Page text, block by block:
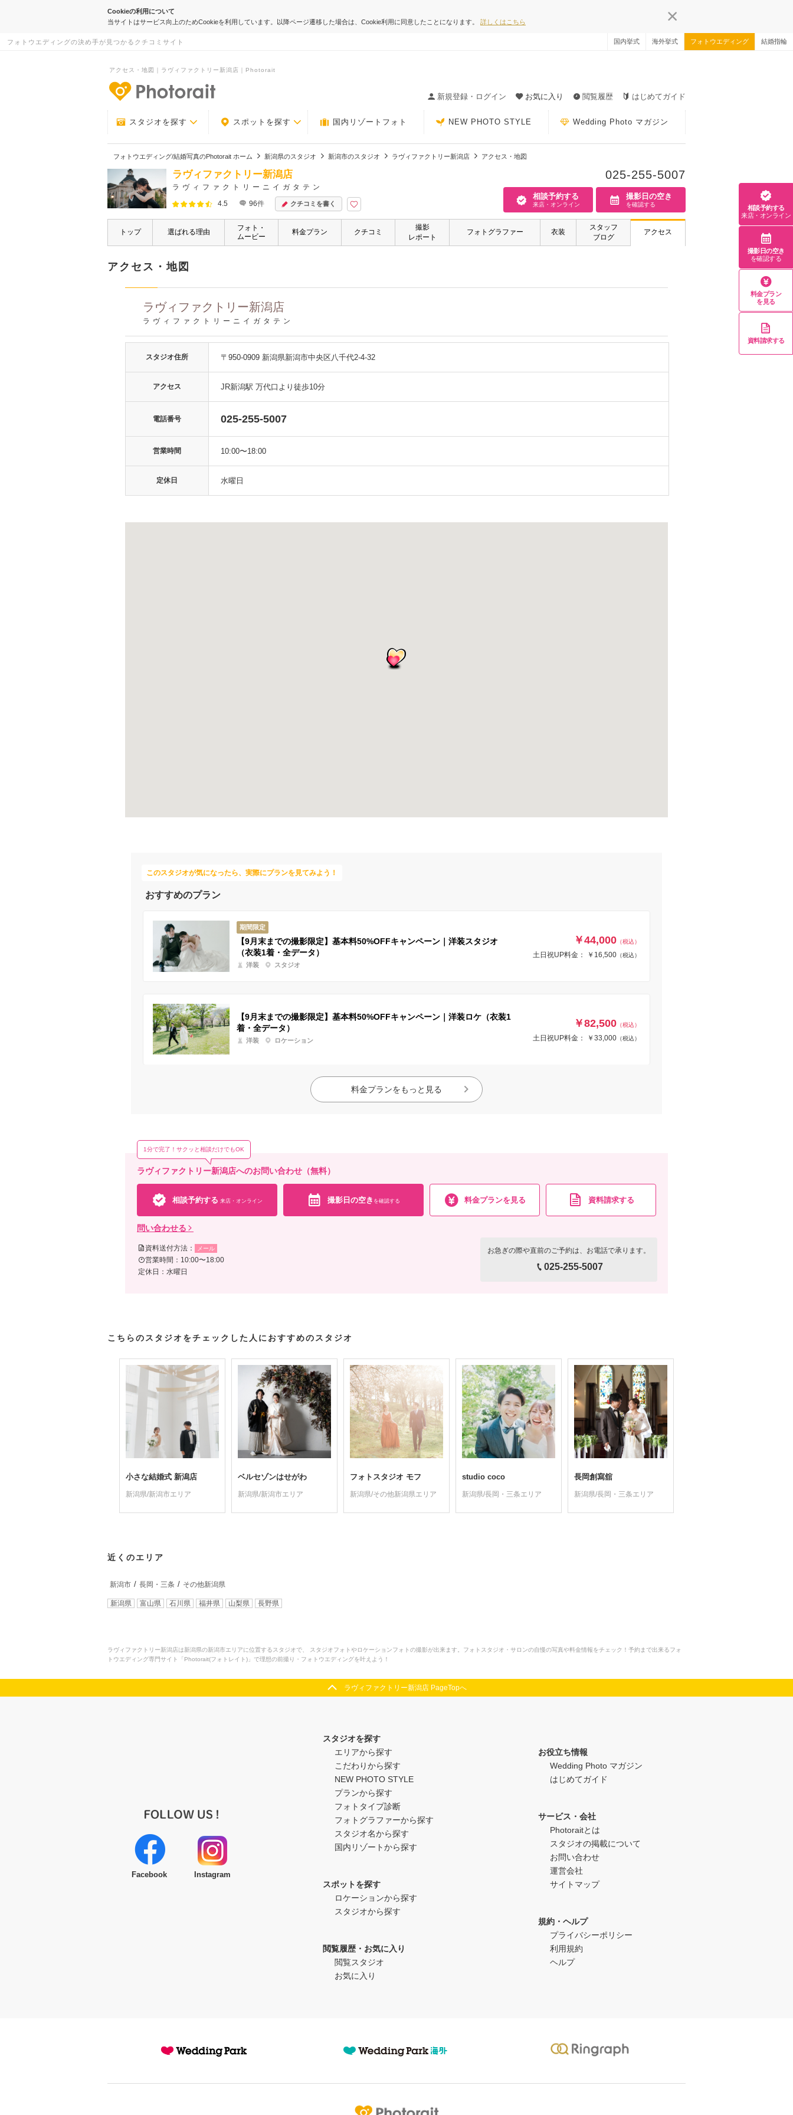
Cookieの利用について
当サイトはサービス向上のためCookieを利用しています。以降ページ遷移した場合は、Cookie利用に同意したことになります。 詳しくはこちら
フォトウエディングの決め手が見つかるクチコミサイト 国内挙式 海外挙式 フォトウエディング 結婚指輪
アクセス・地図｜ラヴィファクトリー新潟店｜Photorait
新規登録・ログイン
お気に入り 閲覧履歴 はじめてガイド
スタジオを探す スポットを探す 国内リゾートフォト NEW PHOTO STYLE Wedding Photo マガジン
フォトウエディング/結婚写真のPhotorait ホーム 新潟県のスタジオ 新潟市のスタジオ ラヴィファクトリー新潟店 アクセス・地図
ラヴィファクトリー新潟店
ラヴィファクトリーニイガタテン
4.5
96件 クチコミを書く
025-255-5007
相談予約する
来店・オンライン
撮影日の空き
を確認する
トップ 選ばれる理由
フォト・
ムービー
料金プラン クチコミ
撮影
レポート
フォトグラファー 衣装
スタッフ
ブログ
アクセス
アクセス・地図
ラヴィファクトリー新潟店
ラヴィファクトリーニイガタテン
スタジオ住所 〒950-0909 新潟県新潟市中央区八千代2-4-32
アクセス JR新潟駅 万代口より徒歩10分
電話番号 025-255-5007
営業時間 10:00〜18:00
定休日 水曜日
このスタジオが気になったら、実際にプランを見てみよう！
おすすめのプラン
期間限定
【9月末までの撮影限定】基本料50%OFFキャンペーン｜洋装スタジオ
（衣装1着・全データ）
洋装 スタジオ
￥44,000 （税込）
土日祝UP料金： ￥16,500 （税込）
【9月末までの撮影限定】基本料50%OFFキャンペーン｜洋装ロケ（衣装1
着・全データ）
洋装 ロケーション
￥82,500 （税込）
土日祝UP料金： ￥33,000 （税込）
料金プランをもっと見る
ラヴィファクトリー新潟店へのお問い合わせ（無料）
1分で完了！サクッと相談だけでもOK
相談予約する 来店・オンライン 撮影日の空き を確認する 料金プランを見る 資料請求する
問い合わせる
資料送付方法： メール
営業時間：10:00〜18:00
定休日：水曜日
お急ぎの際や直前のご予約は、お電話で承ります。
025-255-5007
こちらのスタジオをチェックした人におすすめのスタジオ
小さな結婚式 新潟店
新潟県/新潟市エリア
ベルセゾンはせがわ
新潟県/新潟市エリア
フォトスタジオ モフ
新潟県/その他新潟県エリア
studio coco
新潟県/長岡・三条エリア
長岡創寫舘
新潟県/長岡・三条エリア
近くのエリア
新潟市 長岡・三条 その他新潟県
新潟県 富山県 石川県 福井県 山梨県 長野県
ラヴィファクトリー新潟店は新潟県の新潟市エリアに位置するスタジオで、 スタジオフォトやロケーションフォトの撮影が出来ます。フォトスタジオ・サロンの自慢の写真や料金情報をチェック！予約まで出来るフォ
トウエディング専門サイト「Photorait(フォトレイト)」で理想の前撮り・フォトウエディングを叶えよう！
ラヴィファクトリー新潟店 PageTopへ
Facebook Instagram
スタジオを探す
エリアから探す
こだわりから探す
NEW PHOTO STYLE
プランから探す
フォトタイプ診断
フォトグラファーから探す
スタジオ名から探す
国内リゾートから探す
スポットを探す
ロケーションから探す
スタジオから探す
閲覧履歴・お気に入り
閲覧スタジオ
お気に入り
お役立ち情報
Wedding Photo マガジン
はじめてガイド
サービス・会社
Photoraitとは
スタジオの掲載について
お問い合わせ
運営会社
サイトマップ
規約・ヘルプ
プライバシーポリシー
利用規約
ヘルプ
相談予約する
来店・オンライン
撮影日の空き
を確認する
料金プラン
を見る
資料請求する